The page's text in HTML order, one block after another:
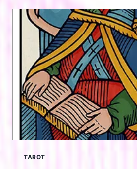
AMOUR
:
SÉDUCTION,
DÉSIR
ET
ÉPANOUISSEMENT
TAROT